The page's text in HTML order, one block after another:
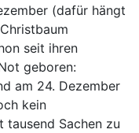
(dafür hängt
seit ihren
geboren:
am 24. Dezember
kein
tausend Sachen zu